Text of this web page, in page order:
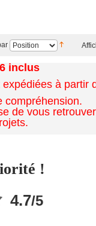
inclus
à partir
compréhension.
de vous retrouver
!
4.7/5